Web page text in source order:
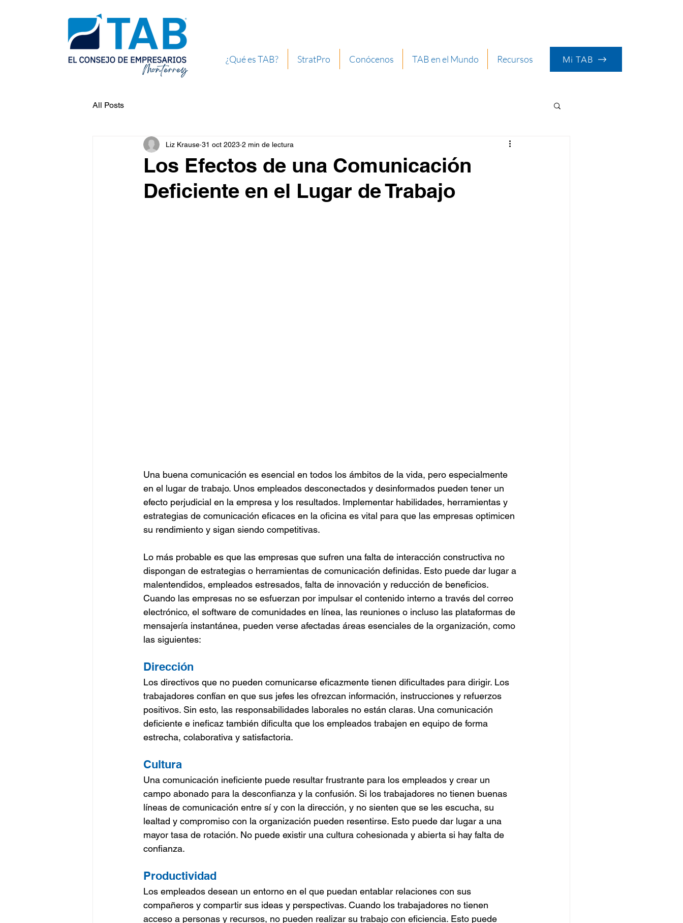
¿Qué es TAB? StratPro Conócenos TAB en el Mundo Recursos Mi TAB
All Posts
Los Efectos de una Comunicación
Deficiente en el Lugar de Trabajo
Liz Krause 31 oct 2023 2 min de lectura
Una buena comunicación es esencial en todos los ámbitos de la vida, pero especialmente
en el lugar de trabajo. Unos empleados desconectados y desinformados pueden tener un
efecto perjudicial en la empresa y los resultados. Implementar habilidades, herramientas y
estrategias de comunicación eficaces en la oficina es vital para que las empresas optimicen
su rendimiento y sigan siendo competitivas.
Lo más probable es que las empresas que sufren una falta de interacción constructiva no
dispongan de estrategias o herramientas de comunicación definidas. Esto puede dar lugar a
malentendidos, empleados estresados, falta de innovación y reducción de beneficios.
Cuando las empresas no se esfuerzan por impulsar el contenido interno a través del correo
electrónico, el software de comunidades en línea, las reuniones o incluso las plataformas de
mensajería instantánea, pueden verse afectadas áreas esenciales de la organización, como
las siguientes:
Dirección
Los directivos que no pueden comunicarse eficazmente tienen dificultades para dirigir. Los
trabajadores confían en que sus jefes les ofrezcan información, instrucciones y refuerzos
positivos. Sin esto, las responsabilidades laborales no están claras. Una comunicación
deficiente e ineficaz también dificulta que los empleados trabajen en equipo de forma
estrecha, colaborativa y satisfactoria.
Cultura
Una comunicación ineficiente puede resultar frustrante para los empleados y crear un
campo abonado para la desconfianza y la confusión. Si los trabajadores no tienen buenas
líneas de comunicación entre sí y con la dirección, y no sienten que se les escucha, su
lealtad y compromiso con la organización pueden resentirse. Esto puede dar lugar a una
mayor tasa de rotación. No puede existir una cultura cohesionada y abierta si hay falta de
confianza.
Productividad
Los empleados desean un entorno en el que puedan entablar relaciones con sus
compañeros y compartir sus ideas y perspectivas. Cuando los trabajadores no tienen
acceso a personas y recursos, no pueden realizar su trabajo con eficiencia. Esto puede